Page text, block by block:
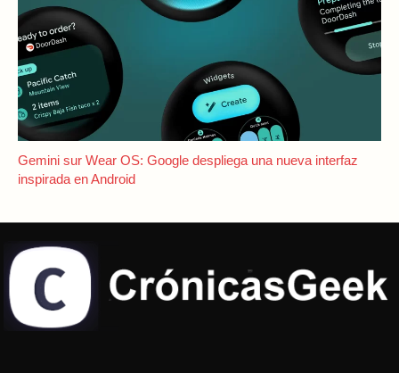
Gemini sur Wear OS: Google despliega una nueva interfaz
inspirada en Android